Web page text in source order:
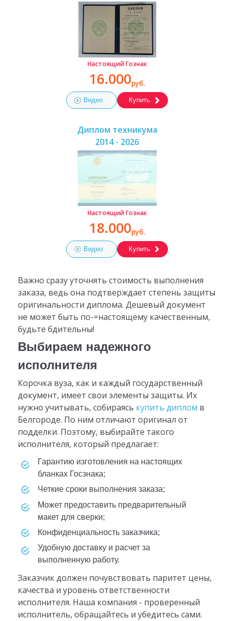
Настоящий Гознак
16.000руб.
Видео Купить
Диплом техникума
2014 - 2026
Настоящий Гознак
18.000руб.
Видео Купить
Важно сразу уточнять стоимость выполнения
заказа, ведь она подтверждает степень защиты
оригинальности диплома. Дешевый документ
не может быть по-=настоящему качественным,
будьте бдительны!
Выбираем надежного
исполнителя
Корочка вуза, как и каждый государственный
документ, имеет свои элементы защиты. Их
нужно учитывать, собираясь купить диплом в
Белгороде. По ним отличают оригинал от
подделки. Поэтому, выбирайте такого
исполнителя, который предлагает:
гарантию изготовления на настоящих
бланках Госзнака;
четкие сроки выполнения заказа;
может предоставить предварительный
макет для сверки;
конфиденциальность заказчика;
удобную доставку и расчет за
выполненную работу.
Заказчик должен почувствовать паритет цены,
качества и уровень ответственности
исполнителя. Наша компания - проверенный
исполнитель, обращайтесь и убедитесь сами.